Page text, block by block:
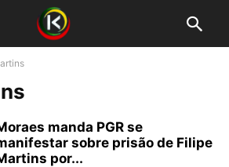
manda PGR se
sobre prisão de Filipe
por...